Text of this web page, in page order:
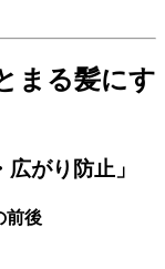
まる髪にす
がり防止」
前後